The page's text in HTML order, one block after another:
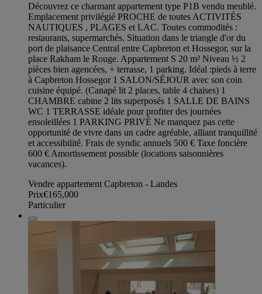
Découvrez ce charmant appartement type P1B vendu meublé.
Emplacement privilégié PROCHE de toutes ACTIVITÉS
NAUTIQUES , PLAGES et LAC. Toutes commodités :
restaurants, supermarchés. Situation dans le triangle d'or du
port de plaisance Central entre Capbreton et Hossegor, sur la
place Rakham le Rouge. Appartement S 20 m² Niveau ½ 2
pièces bien agencées, + terrasse, 1 parking. Idéal :pieds à terre
à Capbreton Hossegor 1 SALON/SÉJOUR avec son coin
cuisine équipé. (Canapé lit 2 places, table 4 chaises) 1
CHAMBRE cabine 2 lits superposés 1 SALLE DE BAINS
WC 1 TERRASSE idéale pour profiter des journées
ensoleillées 1 PARKING PRIVÉ Ne manquez pas cette
opportunité de vivre dans un cadre agréable, alliant tranquillité
et accessibilité. Frais de syndic annuels 500 € Taxe foncière
600 € Amortissement possible (locations saisonnières
vacances).
Vendre appartement Capbreton - Landes
Prix€165,000
Particulier